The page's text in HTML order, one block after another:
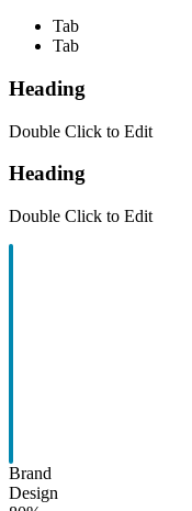
Tab
Tab
Heading
Double Click to Edit
Heading
Double Click to Edit
Brand
Design